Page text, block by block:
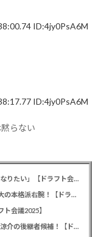
ID:4jy0PsA6M
ID:4jy0PsA6M
らない
カープドラ6西川篤夢！「日本を代表する遊撃手になりたい」【ドラフト会議2025】
カープドラ5赤木晴哉！191cm最速153キロ！佛教大の本格派右腕！【ドラフト会議2025】
会議2025】
カープドラ3勝田成！近畿大163cmセカンド！菊池涼介の後継者候補！【ドラフト会議2025】